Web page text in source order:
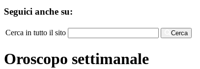
Seguici anche su:
Cerca in tutto il sito Cerca
Oroscopo settimanale